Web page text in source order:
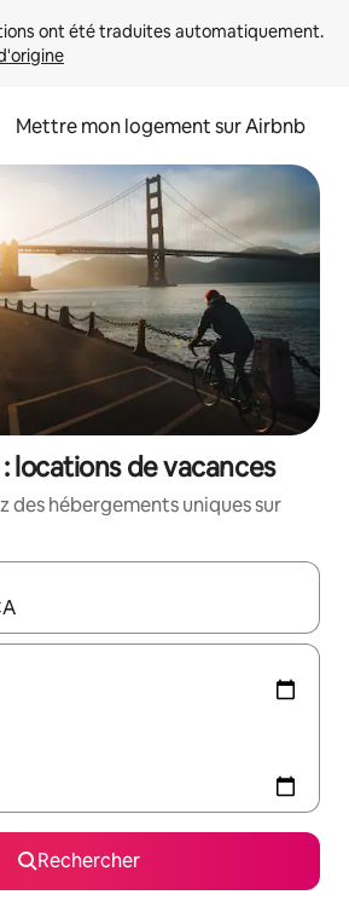
Mettre mon logement sur Airbnb
locations de vacances
des hébergements uniques sur
s'affichent, utilisez les flèches vers le
Rechercher